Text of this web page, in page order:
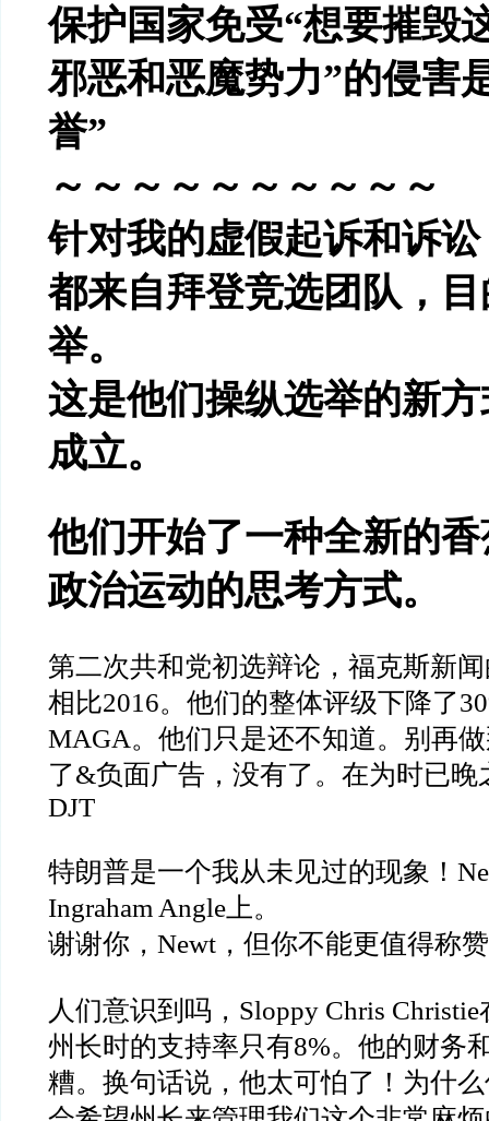
保护国家免受“想要摧毁
邪恶和恶魔势力”的侵害
誉”
～～～～～～～～～～
针对我的虚假起诉和诉
都来自拜登竞选团队，
举。
这是他们操纵选举的新
成立。
他们开始了一种全新的
政治运动的思考方式。
第二次共和党初选辩论，福克斯新
相比2016。他们的整体评级下降了
MAGA。他们只是还不知道。别再
了&负面广告，没有了。在为时已晚
DJT
特朗普是一个我从未见过的现象！
Ingraham Angle 上。
谢谢你， Newt ，但你不能更值得称
人们意识到吗， Sloppy Chris Christie
州长时的支持率只有8%。他的财务
糟。换句话说，他太可怕了！为什